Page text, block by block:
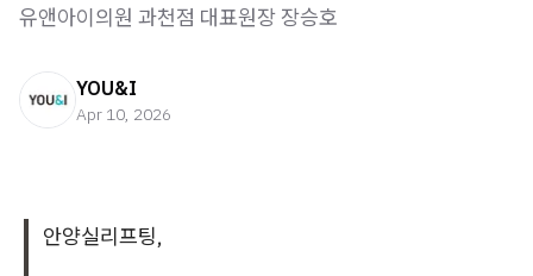
유앤아이의원 과천점 대표원장 장승호
YOU&I
Apr 10, 2026
안양실리프팅,